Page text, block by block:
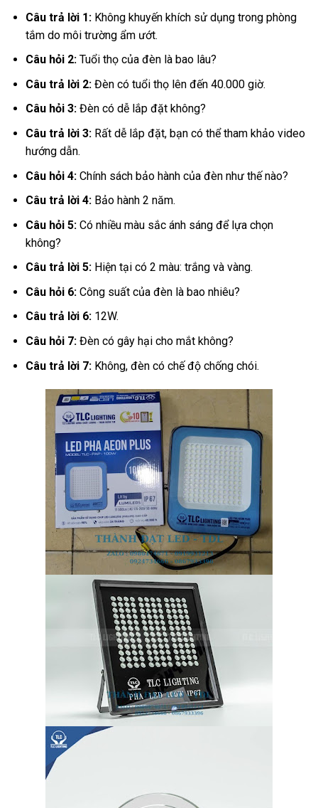
Câu trả lời 1:Không khuyến khích sử dụng trong phòng
tắm do môi trường ẩm ướt.
Câu hỏi 2:Tuổi thọ của đèn là bao lâu?
Câu trả lời 2:Đèn có tuổi thọ lên đến 40.000 giờ.
Câu hỏi 3:Đèn có dễ lắp đặt không?
Câu trả lời 3:Rất dễ lắp đặt, bạn có thể tham khảo video
hướng dẫn.
Câu hỏi 4:Chính sách bảo hành của đèn như thế nào?
Câu trả lời 4:Bảo hành 2 năm.
Câu hỏi 5:Có nhiều màu sắc ánh sáng để lựa chọn
không?
Câu trả lời 5:Hiện tại có 2 màu: trắng và vàng.
Câu hỏi 6:Công suất của đèn là bao nhiêu?
Câu trả lời 6:12W.
Câu hỏi 7:Đèn có gây hại cho mắt không?
Câu trả lời 7:Không, đèn có chế độ chống chói.